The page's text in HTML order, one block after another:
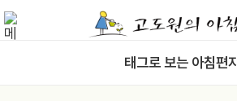
태그로 보는 아침편지